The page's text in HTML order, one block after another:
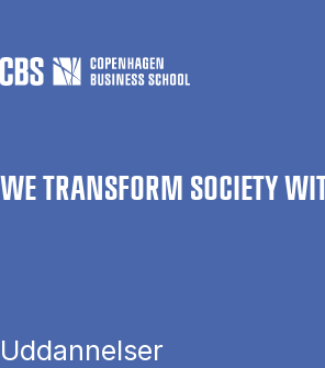
WE TRANSFORM SOCIETY
Uddannelser